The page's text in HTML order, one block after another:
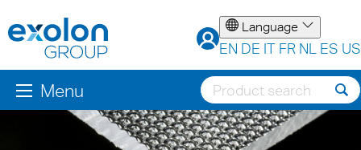
Language
EN DE IT FR NL ES US
Menu